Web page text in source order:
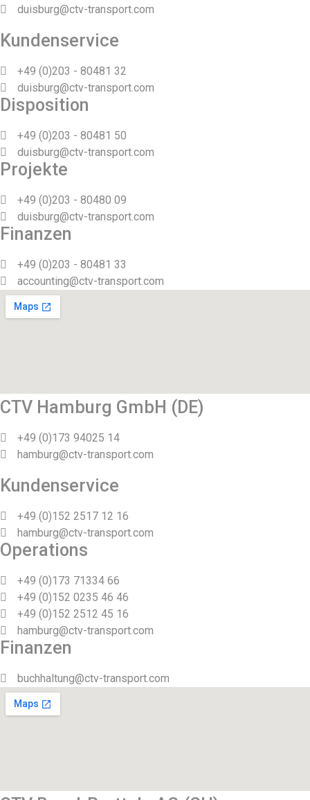
duisburg@ctv-transport.com
Kundenservice
+49 (0)203 - 80481 32
duisburg@ctv-transport.com
Disposition
+49 (0)203 - 80481 50
duisburg@ctv-transport.com
Projekte
+49 (0)203 - 80480 09
duisburg@ctv-transport.com
Finanzen
+49 (0)203 - 80481 33
accounting@ctv-transport.com
CTV Hamburg GmbH (DE)
+49 (0)173 94025 14
hamburg@ctv-transport.com
Kundenservice
+49 (0)152 2517 12 16
hamburg@ctv-transport.com
Operations
+49 (0)173 71334 66
+49 (0)152 0235 46 46
+49 (0)152 2512 45 16
hamburg@ctv-transport.com
Finanzen
buchhaltung@ctv-transport.com